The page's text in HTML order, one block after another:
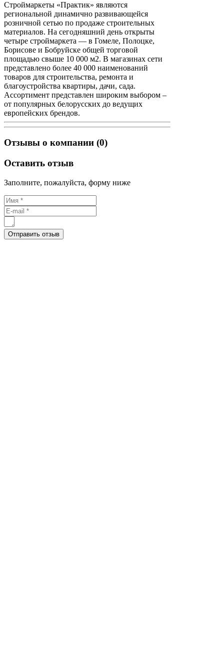
Строймаркеты «Практик» являются
региональной динамично развивающейся
розничной сетью по продаже строительных
материалов. На сегодняшний день открыты
четыре строймаркета — в Гомеле, Полоцке,
Борисове и Бобруйске общей торговой
площадью свыше 10 000 м2. В магазинах сети
представлено более 40 000 наименований
товаров для строительства, ремонта и
благоустройства квартиры, дачи, сада.
Ассортимент представлен широким выбором –
от популярных белорусских до ведущих
европейских брендов.
Отзывы о компании (0)
Оставить отзыв
Заполните, пожалуйста, форму ниже